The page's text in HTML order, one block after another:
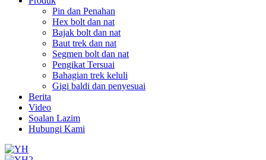
Pin dan Penahan
Hex bolt dan nat
Bajak bolt dan nat
Baut trek dan nat
Segmen bolt dan nat
Pengikat Tersuai
Bahagian trek keluli
Gigi baldi dan penyesuai
Berita
Video
Soalan Lazim
Hubungi Kami